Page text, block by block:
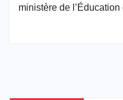
ministère de